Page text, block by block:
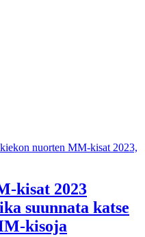
kisat 2023
suunnata katse
kisoja